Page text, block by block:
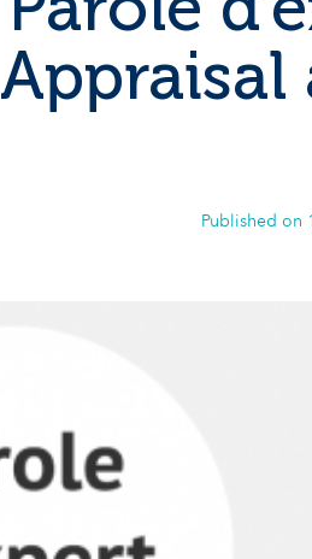
Appraisal
Published on